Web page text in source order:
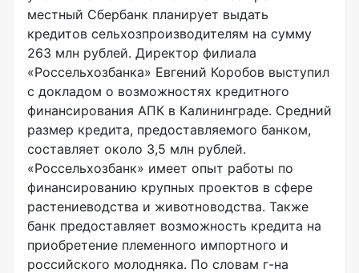
местный Сбербанк планирует выдать
кредитов сельхозпроизводителям на сумму
263 млн рублей. Директор филиала
«Россельхозбанка» Евгений Коробов выступил
с докладом о возможностях кредитного
финансирования АПК в Калининграде. Средний
размер кредита, предоставляемого банком,
составляет около 3,5 млн рублей.
«Россельхозбанк» имеет опыт работы по
финансированию крупных проектов в сфере
растениеводства и животноводства. Также
банк предоставляет возможность кредита на
приобретение племенного импортного и
российского молодняка. По словам г-на